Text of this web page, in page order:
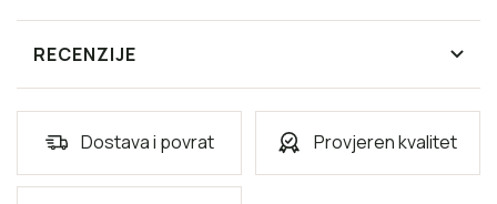
RECENZIJE
Dostava i povrat Provjeren kvalitet